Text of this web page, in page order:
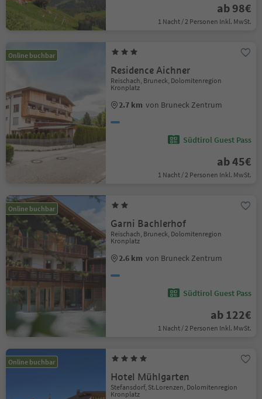
ab 98€
1 Nacht / 2 Personen Inkl. MwSt.
Online buchbar
Residence Aichner
Reischach, Bruneck, Dolomitenregion
Kronplatz
2.7 km von Bruneck Zentrum
Südtirol Guest Pass
ab 45€
1 Nacht / 2 Personen Inkl. MwSt.
Online buchbar
Garni Bachlerhof
Reischach, Bruneck, Dolomitenregion
Kronplatz
2.6 km von Bruneck Zentrum
Südtirol Guest Pass
ab 122€
1 Nacht / 2 Personen Inkl. MwSt.
Online buchbar
Hotel Mühlgarten
Stefansdorf, St.Lorenzen, Dolomitenregion
Kronplatz